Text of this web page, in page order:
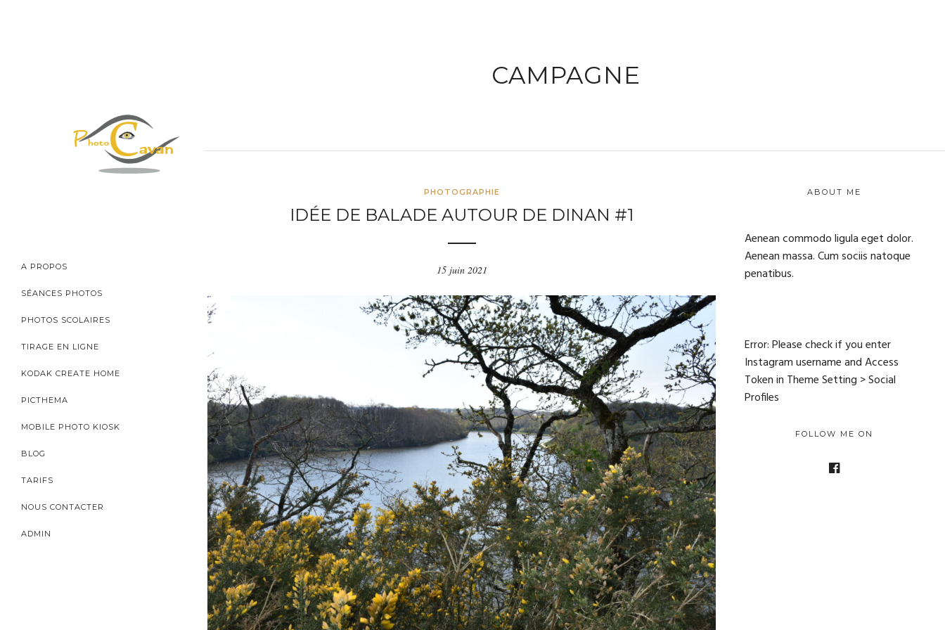
A PROPOS
SÉANCES PHOTOS
PHOTOS SCOLAIRES
TIRAGE EN LIGNE
KODAK CREATE HOME
PICTHEMA
MOBILE PHOTO KIOSK
BLOG
TARIFS
NOUS CONTACTER
ADMIN
CAMPAGNE
PHOTOGRAPHIE
IDÉE DE BALADE AUTOUR DE DINAN #1
15 juin 2021
ABOUT ME
Aenean commodo ligula eget dolor.
Aenean massa. Cum sociis natoque
penatibus.
Error: Please check if you enter
Instagram username and Access
Token in Theme Setting > Social
Profiles
FOLLOW ME ON